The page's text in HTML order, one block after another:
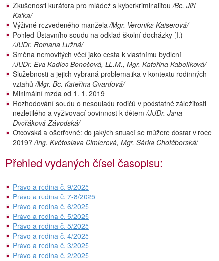
Zkušenosti kurátora pro mládež s kyberkriminalitou/Bc. Jiří
Kafka/
Výživné rozvedeného manžela/Mgr. Veronika Kaiserová/
Pohled Ústavního soudu na odklad školní docházky (I.)
/JUDr. Romana Lužná/
Směna nemovitých věcí jako cesta k vlastnímu bydlení
/JUDr. Eva Kadlec Benešová, LL.M., Mgr. Kateřina Kabelíková/
Služebnosti a jejich vybraná problematika v kontextu rodinných
vztahů/Mgr. Bc. Kateřina Gvardová/
Minimální mzda od 1. 1. 2019
Rozhodování soudu o nesouladu rodičů v podstatné záležitosti
nezletilého a vyživovací povinnost k dětem /JUDr. Jana
Dvořáková Závodská/
Otcovská a ošetřovné: do jakých situací se můžete dostat v roce
2019?/Ing. Květoslava Cimlerová, Mgr. Šárka Chotěborská/
Přehled vydaných čísel časopisu:
Právo a rodina č. 9/2025
Právo a rodina č. 7-8/2025
Právo a rodina č. 6/2025
Právo a rodina č. 5/2025
Právo a rodina č. 5/2025
Právo a rodina č. 4/2025
Právo a rodina č. 3/2025
Právo a rodina č. 2/2025